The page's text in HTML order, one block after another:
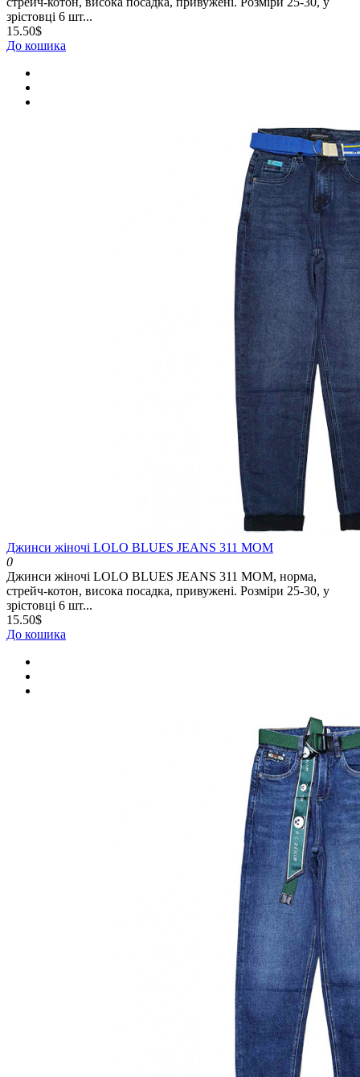
зрістовці 6 шт...
15.50$
До кошика
Джинси жіночі LOLO BLUES JEANS 311 MOM
0
Джинси жіночі LOLO BLUES JEANS 311 MOM, норма,
стрейч-котон, висока посадка, привужені. Розміри 25-30, у
зрістовці 6 шт...
15.50$
До кошика